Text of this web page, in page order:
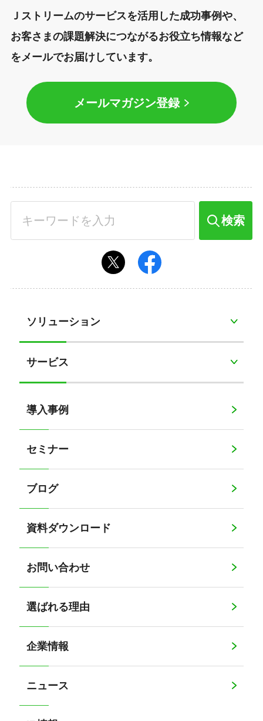
Ｊストリームのサービスを活用した成功事例や、
お客さまの課題解決につながるお役立ち情報など
をメールでお届けしています。
メールマガジン登録
検索
ソリューション
サービス
導入事例
セミナー
ブログ
資料ダウンロード
お問い合わせ
選ばれる理由
企業情報
ニュース